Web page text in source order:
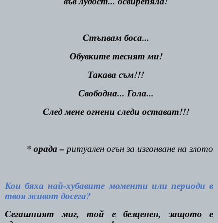
Стъпвам боса...
Обувките теснят ми!
Такава съм!!!
Свободна... Гола...
След мене огнени следи остават!!!
* орада – ритуален огън за изгонване на злото
Кои бяха най-хубавите моменти или периоди в
твоя живот досега?
Сегашният миг, той е безценен, защото е